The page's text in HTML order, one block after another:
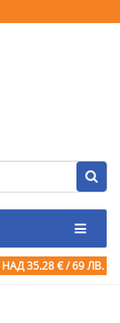
НАД 35.28 € / 69 ЛВ.